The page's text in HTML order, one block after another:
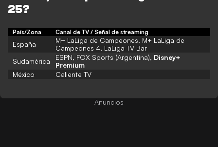
25?
País/Zona Canal de TV / Señal de streaming
España
M+ LaLiga de Campeones, M+ LaLiga de
Campeones 4, LaLiga TV Bar
Sudamérica
ESPN, FOX Sports (Argentina), Disney+
Premium
México
Caliente TV
Anuncios